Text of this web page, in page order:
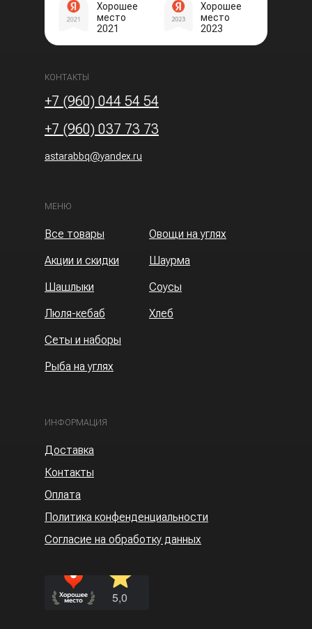
МЕНЮ
Рыба на углях
Люля-кебаб
Акции и скидки
Шашлыки
Сеты и наборы
Соусы
Шаурма
Овощи на углях
Хлеб
ИНФОРМАЦИЯ
КОНТАКТЫ
Согласие на обработку данных
Доставка
Политика конфенденциальности
Все товары
+7 (960) 044 54 54
+7 (960) 037 73 73
astarabbq@yandex.ru
Хорошее
место
2021
Оплата
Контакты
Хорошее
место
2023